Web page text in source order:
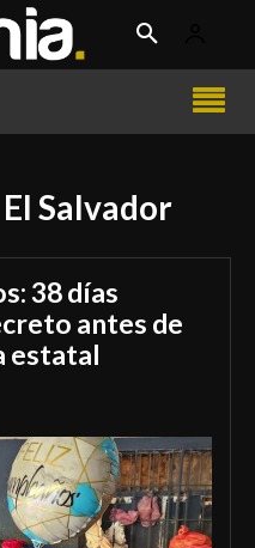
Salvador
38 días
antes de
estatal